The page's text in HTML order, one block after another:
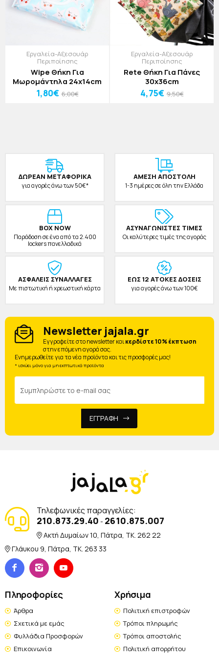
Εργαλεία-Αξεσουάρ
Περιποίησης
Wipe Θήκη Για
Μωρομάντηλα 24x14cm
1,80€ 6,00€
Εργαλεία-Αξεσουάρ
Περιποίησης
Rete Θήκη Για Πάνες
30x36cm
4,75€ 9,50€
ΔΩΡΕAΝ ΜΕΤΑΦΟΡΙΚΑ
για αγορές άνω των 50€*
ΑΜΕΣΗ ΑΠΟΣΤΟΛΗ
1-3 ημέρες σε όλη την Ελλάδα
BOX NOW
Παράδοση σε ένα από τα 2.400
lockers πανελλαδικά
ΑΣΥΝΑΓΩΝΙΣΤΕΣ ΤΙΜΕΣ
Οι καλύτερες τιμές της αγοράς
ΑΣΦΑΛΕΙΣ ΣΥΝΑΛΛΑΓΕΣ
Με πιστωτική ή χρεωστική κάρτα
ΕΩΣ 12 ΑΤΟΚΕΣ ΔΟΣΕΙΣ
για αγορές άνω των 100€
Newsletter jajala.gr
Eγγραφείτε στο newsletter καικερδίστε 10% έκπτωση
στην επόμενη αγορά σας.
Ενημερωθείτε για τα νέα προϊόντα και τις προσφορές μας!
* ισχύει μόνο για μη εκπτωτικά προϊόντα
ΕΓΓΡΑΦΗ
Τηλεφωνικές παραγγελίες:
210.873.29.40 - 2610.875.007
Ακτή Δυμαίων 10, Πάτρα, TK. 262 22
Γλάυκου 9, Πάτρα, TK. 263 33
Πληροφορίες
Άρθρα
Σχετικά με εμάς
Φυλλάδια Προσφορών
Επικοινωνία
Χρήσιμα
Πολιτική επιστροφών
Τρόποι πληρωμής
Τρόποι αποστολής
Πολιτική απορρήτου